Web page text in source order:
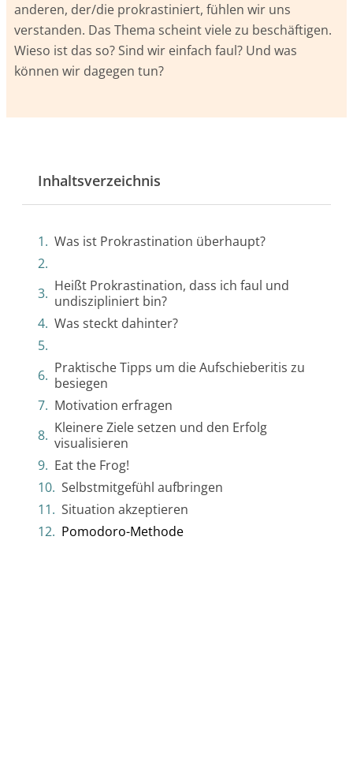
anderen, der/die prokrastiniert, fühlen wir uns
verstanden. Das Thema scheint viele zu beschäftigen.
Wieso ist das so? Sind wir einfach faul? Und was
können wir dagegen tun?
Inhaltsverzeichnis
Was ist Prokrastination überhaupt?
Heißt Prokrastination, dass ich faul und
undiszipliniert bin?
Was steckt dahinter?
Praktische Tipps um die Aufschieberitis zu
besiegen
Motivation erfragen
Kleinere Ziele setzen und den Erfolg
visualisieren
Eat the Frog!
Selbstmitgefühl aufbringen
Situation akzeptieren
Pomodoro-Methode